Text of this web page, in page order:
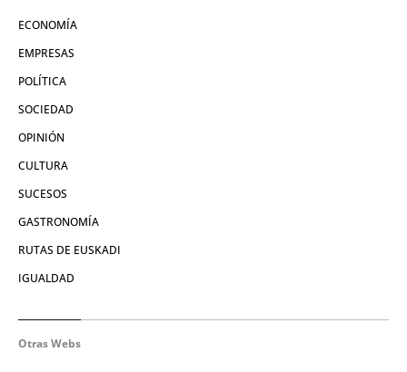
ECONOMÍA
EMPRESAS
POLÍTICA
SOCIEDAD
OPINIÓN
CULTURA
SUCESOS
GASTRONOMÍA
RUTAS DE EUSKADI
IGUALDAD
Otras Webs